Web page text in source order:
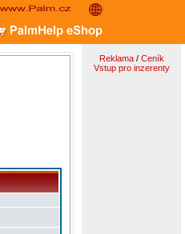
Reklama/ Ceník
Vstup pro inzerenty